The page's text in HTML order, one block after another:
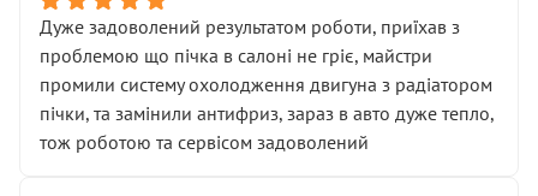
Дуже задоволений результатом роботи, приїхав з
проблемою що пічка в салоні не гріє, майстри
промили систему охолодження двигуна з радіатором
пічки, та замінили антифриз, зараз в авто дуже тепло,
тож роботою та сервісом задоволений